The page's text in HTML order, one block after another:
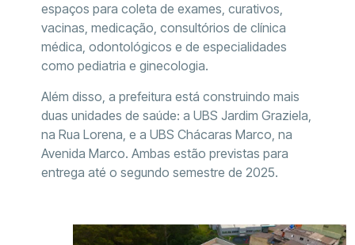
espaços para coleta de exames, curativos,
vacinas, medicação, consultórios de clínica
médica, odontológicos e de especialidades
como pediatria e ginecologia.
Além disso, a prefeitura está construindo mais
duas unidades de saúde: a UBS Jardim Graziela,
na Rua Lorena, e a UBS Chácaras Marco, na
Avenida Marco. Ambas estão previstas para
entrega até o segundo semestre de 2025.